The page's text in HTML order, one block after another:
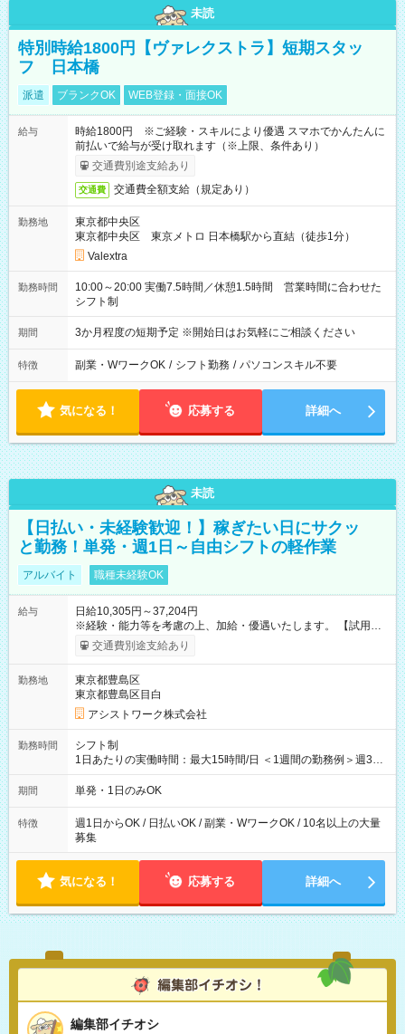
未読
特別時給1800円【ヴァレクストラ】短期スタッ
フ 日本橋
派遣 ブランクOK WEB登録・面接OK
給与
時給1800円 ※ご経験・スキルにより優遇 スマホでかんたんに
前払いで給与が受け取れます（※上限、条件あり）
交通費別途支給あり
交通費 交通費全額支給（規定あり）
勤務地
東京都中央区
東京都中央区 東京メトロ 日本橋駅から直結（徒歩1分）
Valextra
勤務時間
10:00～20:00 実働7.5時間／休憩1.5時間 営業時間に合わせた
シフト制
期間 3か月程度の短期予定 ※開始日はお気軽にご相談ください
特徴 副業・WワークOK / シフト勤務 / パソコンスキル不要
気になる！ 応募する 詳細へ
未読
【日払い・未経験歓迎！】稼ぎたい日にサクッ
と勤務！単発・週1日～自由シフトの軽作業
アルバイト 職種未経験OK
給与
日給10,305円～37,204円
※経験・能力等を考慮の上、加給・優遇いたします。 【試用期
間】試用期間なし
交通費別途支給あり
勤務地
東京都豊島区
東京都豊島区目白
アシストワーク株式会社
勤務時間
シフト制
1日あたりの実働時間：最大15時間/日 ＜1週間の勤務例＞週3回
勤務 勤務：月・水・金 休み：火・木・土・日 好きな時にお仕事
可能です！ ※1日あたりの最大実働時間は日勤、夜勤共に勤務し
期間 単発・1日のみOK
特徴
週1日からOK / 日払いOK / 副業・WワークOK / 10名以上の大量
募集
気になる！ 応募する 詳細へ
編集部イチオシ